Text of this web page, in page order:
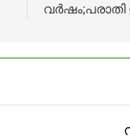
വര്‍ഷം;പരാതി